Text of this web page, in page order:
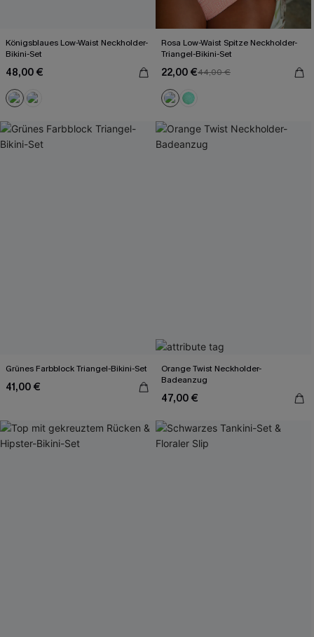
Königsblaues Low-Waist Neckholder-
Bikini-Set
48,00 €
Rosa Low-Waist Spitze Neckholder-
Triangel-Bikini-Set
22,00 €44,00 €
Grünes Farbblock Triangel-Bikini-Set
41,00 €
Orange Twist Neckholder-
Badeanzug
47,00 €